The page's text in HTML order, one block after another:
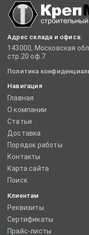
Адрес склада и офиса:
143000, Московская
стр.20 оф.7
Политика
Навигация
Главная
О компании
Статьи
Доставка
Порядок работы
Контакты
Карта сайта
Поиск
Клиентам
Реквизиты
Сертификаты
Прайс-листы